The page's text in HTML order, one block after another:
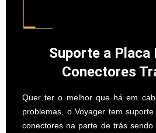
Suporte a Placa
Conectores
Quer ter o melhor que há em
problemas, o Voyager tem
conectores na parte de trás sendo